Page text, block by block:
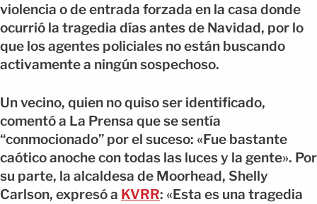
violencia o de entrada forzada en la casa donde
ocurrió la tragedia días antes de Navidad, por lo
que los agentes policiales no están buscando
activamente a ningún sospechoso.
Un vecino, quien no quiso ser identificado,
comentó a La Prensa que se sentía
“conmocionado” por el suceso: «Fue bastante
caótico anoche con todas las luces y la gente». Por
su parte, la alcaldesa de Moorhead, Shelly
Carlson, expresó a KVRR: «Esta es una tragedia